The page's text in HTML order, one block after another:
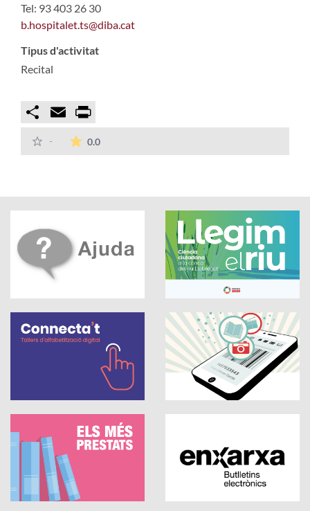
Tel: 93 403 26 30
b.hospitalet.ts@diba.cat
Tipus d'activitat
Recital
Compartir
Email
- 0.0La mitjana de les valoracions és de 0